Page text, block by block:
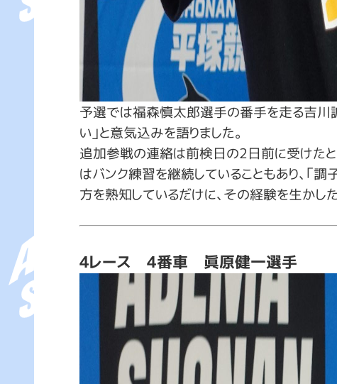
予選では福森慎太郎選手の番手を走る吉川
い」と意気込みを語りました。
追加参戦の連絡は前検日の2日前に受けたと
はバンク練習を継続していることもあり、「
方を熟知しているだけに、その経験を生かし
4レース 4番車 眞原健一選手